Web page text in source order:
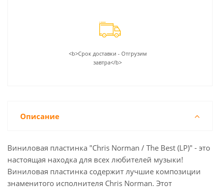
<b>Срок доставки - Отгрузим
завтра</b>
Описание
Виниловая пластинка "Chris Norman / The Best (LP)" - это
настоящая находка для всех любителей музыки!
Виниловая пластинка содержит лучшие композиции
знаменитого исполнителя Chris Norman. Этот